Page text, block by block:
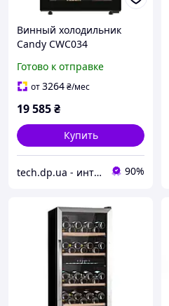
Винный холодильник
Candy CWC034
Готово к отправке
от3264₴/мес
19 585₴
Купить
tech.dp.ua - интернет магазин 90%